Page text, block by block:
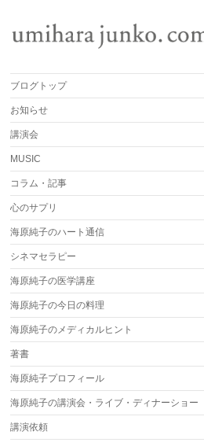
ブログトップ
お知らせ
講演会
MUSIC
コラム・記事
心のサプリ
海原純子のハート通信
シネマセラピー
海原純子の医学講座
海原純子の今日の料理
海原純子のメディカルヒント
著書
海原純子プロフィール
海原純子の講演会・ライブ・ディナーショー
講演依頼